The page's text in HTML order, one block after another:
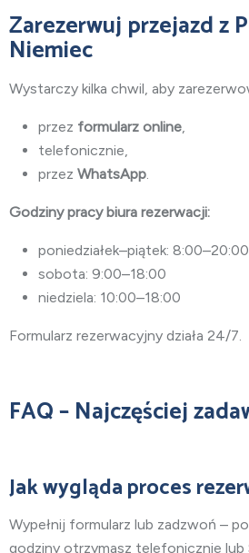
Zarezerwuj przejazd z
Niemiec
Wystarczy kilka chwil, aby
przez formularz online
telefonicznie,
przez WhatsApp
Godziny pracy biura rezerwacji:
poniedziałek–piątek: 8:00–20:00
sobota: 9:00–18:00
niedziela: 10:00–18:00
Formularz rezerwacyjny działa 24/7.
FAQ – Najczęściej
Jak wygląda proces
Wypełnij formularz lub zadzwoń –
godziny otrzymasz telefonicznie lub